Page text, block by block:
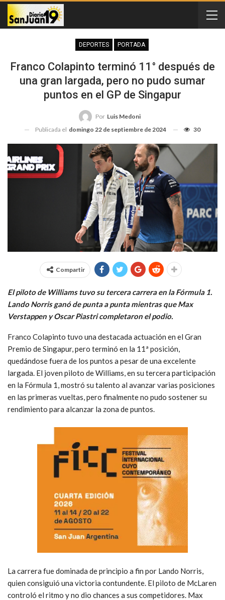
DEPORTES PORTADA
Franco Colapinto terminó 11° después de
una gran largada, pero no pudo sumar
puntos en el GP de Singapur
Por Luis Medoni
Publicada el domingo 22 de septiembre de 2024 30
Compartir
El piloto de Williams tuvo su tercera carrera en la Fórmula 1.
Lando Norris ganó de punta a punta mientras que Max
Verstappen y Oscar Piastri completaron el podio.
Franco Colapinto tuvo una destacada actuación en el Gran
Premio de Singapur, pero terminó en la 11ª posición,
quedándose fuera de los puntos a pesar de una excelente
largada. El joven piloto de Williams, en su tercera participación
en la Fórmula 1, mostró su talento al avanzar varias posiciones
en las primeras vueltas, pero finalmente no pudo sostener su
rendimiento para alcanzar la zona de puntos.
La carrera fue dominada de principio a fin por Lando Norris,
quien consiguió una victoria contundente. El piloto de McLaren
controló el ritmo y no dio chances a sus competidores. Max